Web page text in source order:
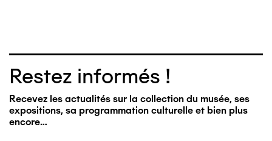
Restez informés !
Recevez les actualités sur la collection du musée, ses
expositions, sa programmation culturelle et bien plus
encore…